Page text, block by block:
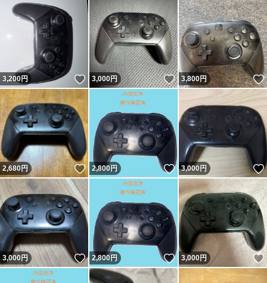
3,200円 いいね！
3,000円 いいね！
3,800円
2,680円 いいね！
2,800円 いいね！
3,000円
3,000円 いいね！
2,800円 いいね！
3,000円